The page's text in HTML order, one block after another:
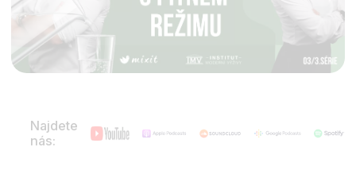
Najdete
nás: